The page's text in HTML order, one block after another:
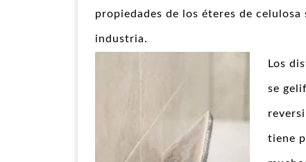
propiedades de los éteres de
industria.
Los
se
tiene